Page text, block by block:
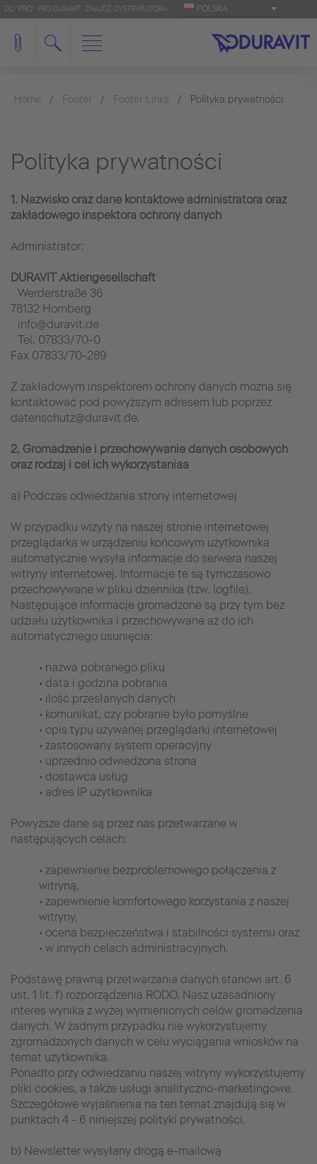
DO 'PRO': PRO.DURAVIT ZNAJDŹ DYSTRYBUTORA POLSKA
Home Footer Footer Links Polityka prywatności
Polityka prywatności
1. Nazwisko oraz dane kontaktowe administratora oraz
zakładowego inspektora ochrony danych
Administrator:
DURAVIT Aktiengesellschaft
Werderstraße 36
78132 Hornberg
info@duravit.de
Tel. 07833/70-0
Fax 07833/70-289
Z zakładowym inspektorem ochrony danych można się
kontaktować pod powyższym adresem lub poprzez
datenschutz@duravit.de.
2. Gromadzenie i przechowywanie danych osobowych
oraz rodzaj i cel ich wykorzystaniaa
a) Podczas odwiedzania strony internetowej
W przypadku wizyty na naszej stronie internetowej
przeglądarka w urządzeniu końcowym użytkownika
automatycznie wysyła informacje do serwera naszej
witryny internetowej. Informacje te są tymczasowo
przechowywane w pliku dziennika (tzw. logfile).
Następujące informacje gromadzone są przy tym bez
udziału użytkownika i przechowywane aż do ich
automatycznego usunięcia:
• nazwa pobranego pliku
• data i godzina pobrania
• ilość przesłanych danych
• komunikat, czy pobranie było pomyślne
• opis typu używanej przeglądarki internetowej
• zastosowany system operacyjny
• uprzednio odwiedzona strona
• dostawca usług
• adres IP użytkownika
Powyższe dane są przez nas przetwarzane w
następujących celach:
• zapewnienie bezproblemowego połączenia z
witryną,
• zapewnienie komfortowego korzystania z naszej
witryny,
• ocena bezpieczeństwa i stabilności systemu oraz
• w innych celach administracyjnych.
Podstawę prawną przetwarzania danych stanowi art. 6
ust. 1 lit. f) rozporządzenia RODO. Nasz uzasadniony
interes wynika z wyżej wymienionych celów gromadzenia
danych. W żadnym przypadku nie wykorzystujemy
zgromadzonych danych w celu wyciągania wniosków na
temat użytkownika.
Ponadto przy odwiedzaniu naszej witryny wykorzystujemy
pliki cookies, a także usługi analityczno-marketingowe.
Szczegółowe wyjaśnienia na ten temat znajdują się w
punktach 4 - 6 niniejszej polityki prywatności.
b) Newsletter wysyłany drogą e-mailową